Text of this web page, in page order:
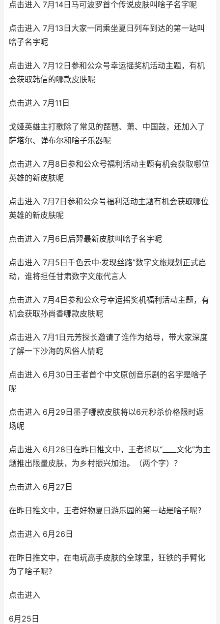
点击进入 7月14日马可波罗首个传说皮肤叫啥子名字呢
点击进入 7月13日大家一同乘坐夏日列车到达的第一站叫
啥子名字呢
点击进入 7月12日参和公众号幸运摇奖机活动主题，有机
会获取韩信的哪款皮肤呢
点击进入 7月11日
戈娅英雄主打歌除了常见的琵琶、萧、中国鼓，还加入了
萨塔尔、弹布尔和啥子乐器呢
点击进入 7月8日参和公众号福利活动主题有机会获取哪位
英雄的新皮肤呢
点击进入 7月7日参和公众号福利活动主题有机会获取哪位
英雄的新皮肤呢
点击进入 7月6日后羿最新皮肤叫啥子名字呢
点击进入 7月5日千色云中·发现丝路”数字文旅规划正式启
动，谁将担任甘肃数字文旅代言人
点击进入 7月4日参和公众号幸运摇奖机福利活动主题，有
机会获取孙尚香哪款皮肤呢
点击进入 7月1日元芳探长邀请了谁作为给导，带大家深度
了解一下沙海的风俗人情呢
点击进入 6月30日王者首个中文原创音乐剧的名字是啥子
呢
点击进入 6月29日墨子哪款皮肤将以6元秒杀价格限时返
场呢
点击进入 6月28日在昨日推文中，王者将以“____文化”为主
题推出限量皮肤，为乡村振兴加油。（两个字）？
点击进入 6月27日
在昨日推文中，王者好物夏日游乐园的第一站是啥子呢？
点击进入 6月26日
在昨日推文中，在电玩高手皮肤的全球里，狂铁的手臂化
为了啥子呢？
点击进入
6月25日